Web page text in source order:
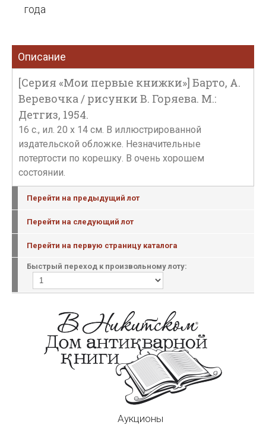
года
Описание
[Серия «Мои первые книжки»] Барто, А.
Веревочка / рисунки В. Горяева. М.:
Детгиз, 1954.
16 с., ил. 20 х 14 см. В иллюстрированной
издательской обложке. Незначительные
потертости по корешку. В очень хорошем
состоянии.
Перейти на предыдущий лот
Перейти на следующий лот
Перейти на первую страницу каталога
Быстрый переход к произвольному лоту:
Аукционы